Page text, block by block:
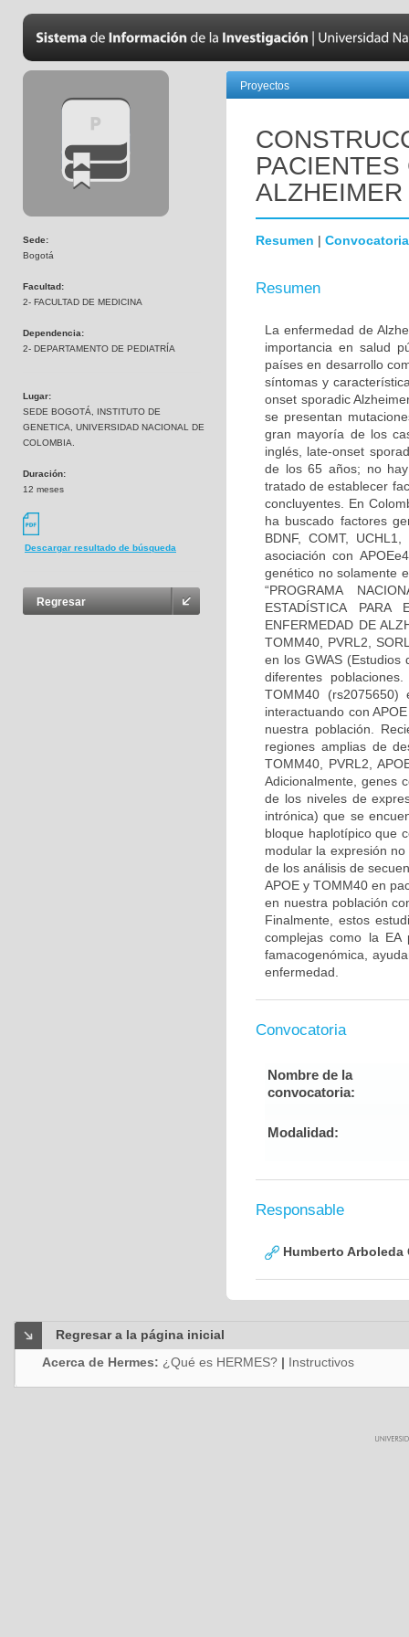
Sede:
Bogotá
Facultad:
2- FACULTAD DE MEDICINA
Dependencia:
2- DEPARTAMENTO DE PEDIATRÍA
Lugar:
SEDE BOGOTÁ, INSTITUTO DE
GENETICA, UNIVERSIDAD NACIONAL DE
COLOMBIA.
Duración:
12 meses
Descargar resultado de búsqueda
Regresar
Proyectos
ALZHEIMER
Resumen | Convocatoria
Resumen
La enfermedad de
importancia en salud
países en desarrollo
síntomas y
onset sporadic
se presentan
gran mayoría de los
inglés, late-onset
de los 65 años; no
tratado de establecer
concluyentes. En
ha buscado factores
BDNF, COMT,
asociación con
genético no solamente
“PROGRAMA
ESTADÍSTICA PARA
ENFERMEDAD DE
TOMM40, PVRL2,
en los GWAS
diferentes
TOMM40
interactuando con
nuestra población.
regiones amplias de
TOMM40, PVRL2,
Adicionalmente, genes
de los niveles de
intrónica) que se
bloque haplotípico que
modular la expresión
de los análisis de
APOE y TOMM40 en
en nuestra población
Finalmente, estos
complejas como la
famacogenómica,
enfermedad.
Convocatoria
Nombre de la
convocatoria:
Modalidad:
Responsable
Humberto Arboleda
Regresar a la página inicial
Acerca de Hermes: ¿Qué es HERMES? | Instructivos